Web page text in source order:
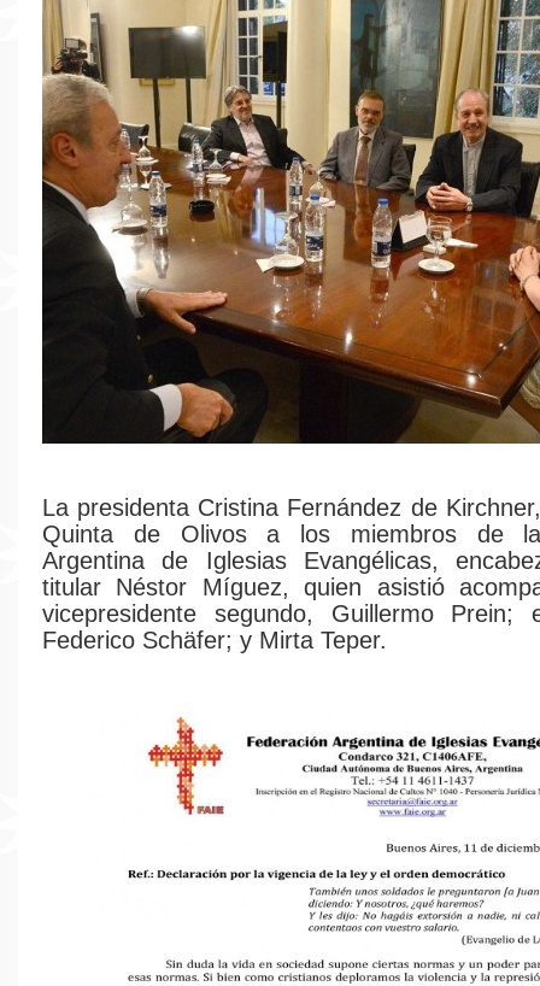
La presidenta Cristina Fernández de
Quinta de Olivos a los miembros de la
Argentina de Iglesias Evangélicas,
titular Néstor Míguez, quien asistió
vicepresidente segundo, Guillermo Prein;
Federico Schäfer; y Mirta Teper.